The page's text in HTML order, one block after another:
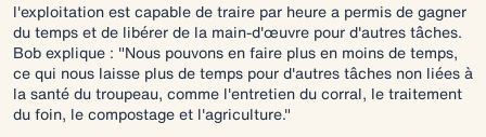
l'exploitation est capable de traire par heure a permis de gagner
du temps et de libérer de la main-d'œuvre pour d'autres tâches.
Bob explique : "Nous pouvons en faire plus en moins de temps,
ce qui nous laisse plus de temps pour d'autres tâches non liées à
la santé du troupeau, comme l'entretien du corral, le traitement
du foin, le compostage et l'agriculture."